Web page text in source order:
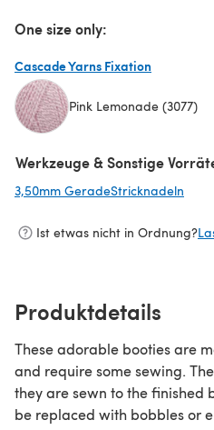
One size only:
Cascade Yarns Fixation
Pink Lemonade (3077)
Werkzeuge & Sonstige
3,50mm GeradeStricknadeln
Ist etwas nicht in Ordnung?
Produktdetails
These adorable booties are
and require some sewing.
they are sewn to the finished
be replaced with bobbles or